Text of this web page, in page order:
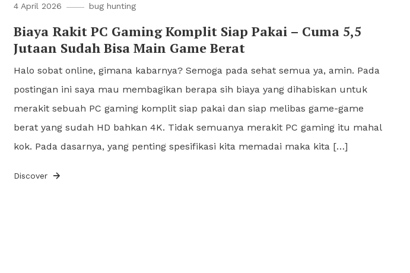
4 April 2026 bug hunting
Biaya Rakit PC Gaming Komplit Siap Pakai – Cuma 5,5
Jutaan Sudah Bisa Main Game Berat
Halo sobat online, gimana kabarnya? Semoga pada sehat semua ya, amin. Pada
postingan ini saya mau membagikan berapa sih biaya yang dihabiskan untuk
merakit sebuah PC gaming komplit siap pakai dan siap melibas game-game
berat yang sudah HD bahkan 4K. Tidak semuanya merakit PC gaming itu mahal
kok. Pada dasarnya, yang penting spesifikasi kita memadai maka kita […]
Discover